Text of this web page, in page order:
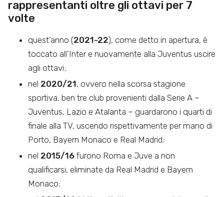
rappresentanti oltre gli ottavi per 7
volte
quest’anno (2021-22), come detto in apertura, è
toccato all’Inter e nuovamente alla Juventus uscire
agli ottavi;
nel 2020/21, ovvero nella scorsa stagione
sportiva, ben tre club provenienti dalla Serie A –
Juventus, Lazio e Atalanta – guardarono i quarti di
finale alla TV, uscendo rispettivamente per mano di
Porto, Bayern Monaco e Real Madrid;
nel 2015/16 furono Roma e Juve a non
qualificarsi, eliminate da Real Madrid e Bayern
Monaco;